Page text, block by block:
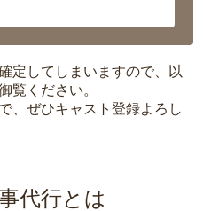
定してしまいますので、以
覧ください。
、ぜひキャスト登録よろし
代行とは